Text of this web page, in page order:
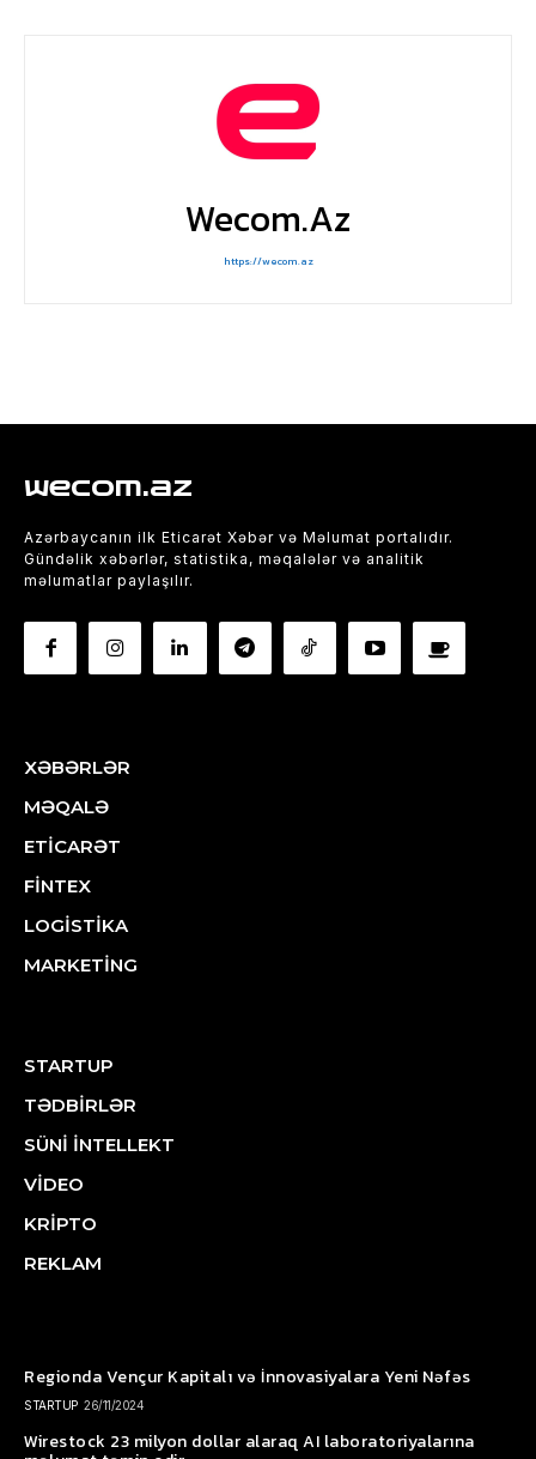
Wecom.az
https://wecom.az
wecom.az
Azərbaycanın ilk Eticarət Xəbər və Məlumat portalıdır.
Gündəlik xəbərlər, statistika, məqalələr və analitik
məlumatlar paylaşılır.
XƏBƏRLƏR
MƏQALƏ
ETİCARƏT
FİNTEX
LOGİSTİKA
MARKETİNG
STARTUP
TƏDBİRLƏR
SÜNİ İNTELLEKT
VİDEO
KRİPTO
REKLAM
Regionda Vençur Kapitalı və İnnovasiyalara Yeni Nəfəs
STARTUP 26/11/2024
Wirestock 23 milyon dollar alaraq AI laboratoriyalarına